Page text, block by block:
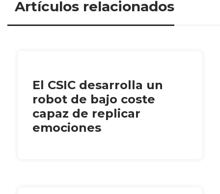
Artículos relacionados
El CSIC desarrolla un
robot de bajo coste
capaz de replicar
emociones